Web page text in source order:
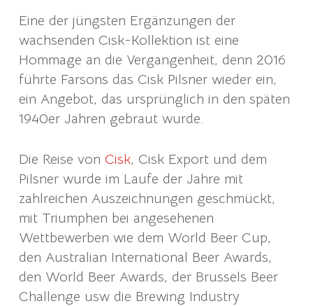
Eine der jüngsten Ergänzungen der
wachsenden Cisk-Kollektion ist eine
Hommage an die Vergangenheit, denn 2016
führte Farsons das Cisk Pilsner wieder ein,
ein Angebot, das ursprünglich in den späten
1940er Jahren gebraut wurde.
Die Reise von Cisk, Cisk Export und dem
Pilsner wurde im Laufe der Jahre mit
zahlreichen Auszeichnungen geschmückt,
mit Triumphen bei angesehenen
Wettbewerben wie dem World Beer Cup,
den Australian International Beer Awards,
den World Beer Awards, der Brussels Beer
Challenge usw die Brewing Industry